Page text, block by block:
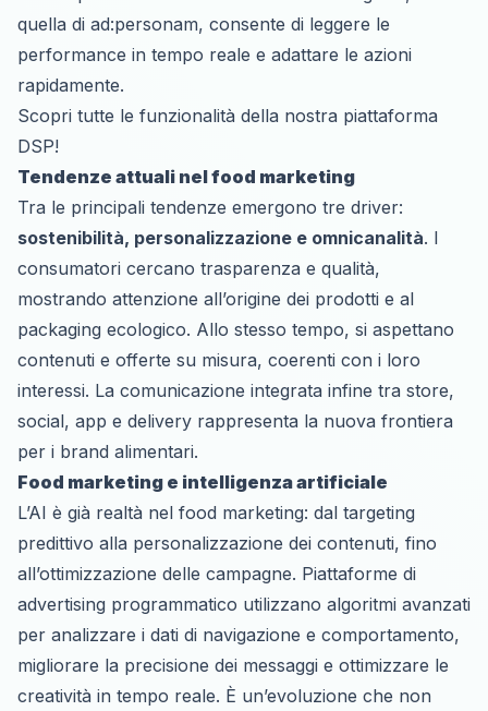
quella di ad:personam, consente di leggere le
performance in tempo reale e adattare le azioni
rapidamente.
Scopri tutte le funzionalità della nostra piattaforma
DSP!
Tendenze attuali nel food marketing
Tra le principali tendenze emergono tre driver:
sostenibilità, personalizzazione e omnicanalità. I
consumatori cercano trasparenza e qualità,
mostrando attenzione all’origine dei prodotti e al
packaging ecologico. Allo stesso tempo, si aspettano
contenuti e offerte su misura, coerenti con i loro
interessi. La comunicazione integrata infine tra store,
social, app e delivery rappresenta la nuova frontiera
per i brand alimentari.
Food marketing e intelligenza artificiale
L’AI è già realtà nel food marketing: dal targeting
predittivo alla personalizzazione dei contenuti, fino
all’ottimizzazione delle campagne. Piattaforme di
advertising programmatico utilizzano algoritmi avanzati
per analizzare i dati di navigazione e comportamento,
migliorare la precisione dei messaggi e ottimizzare le
creatività in tempo reale. È un’evoluzione che non